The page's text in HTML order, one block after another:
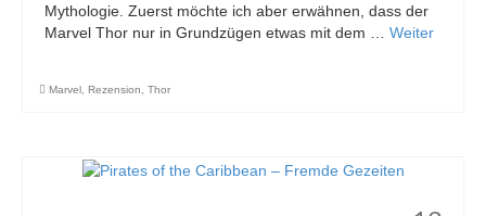
Mythologie. Zuerst möchte ich aber erwähnen, dass der
Marvel Thor nur in Grundzügen etwas mit dem … Weiter
Marvel , Rezension, Thor